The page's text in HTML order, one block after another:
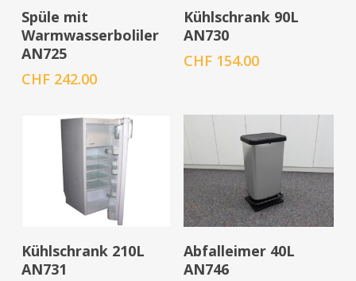
In den Warenkorb
Spüle mit
Warmwasserboliler
AN725
CHF242.00
In den Warenkorb
Kühlschrank 90L
AN730
CHF 154.00
In den Warenkorb
Kühlschrank 210L
AN731
In den Warenkorb
Abfalleimer 40L
AN746